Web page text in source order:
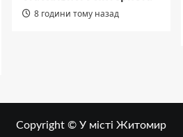
8 години тому назад
Copyright © У місті Житомир